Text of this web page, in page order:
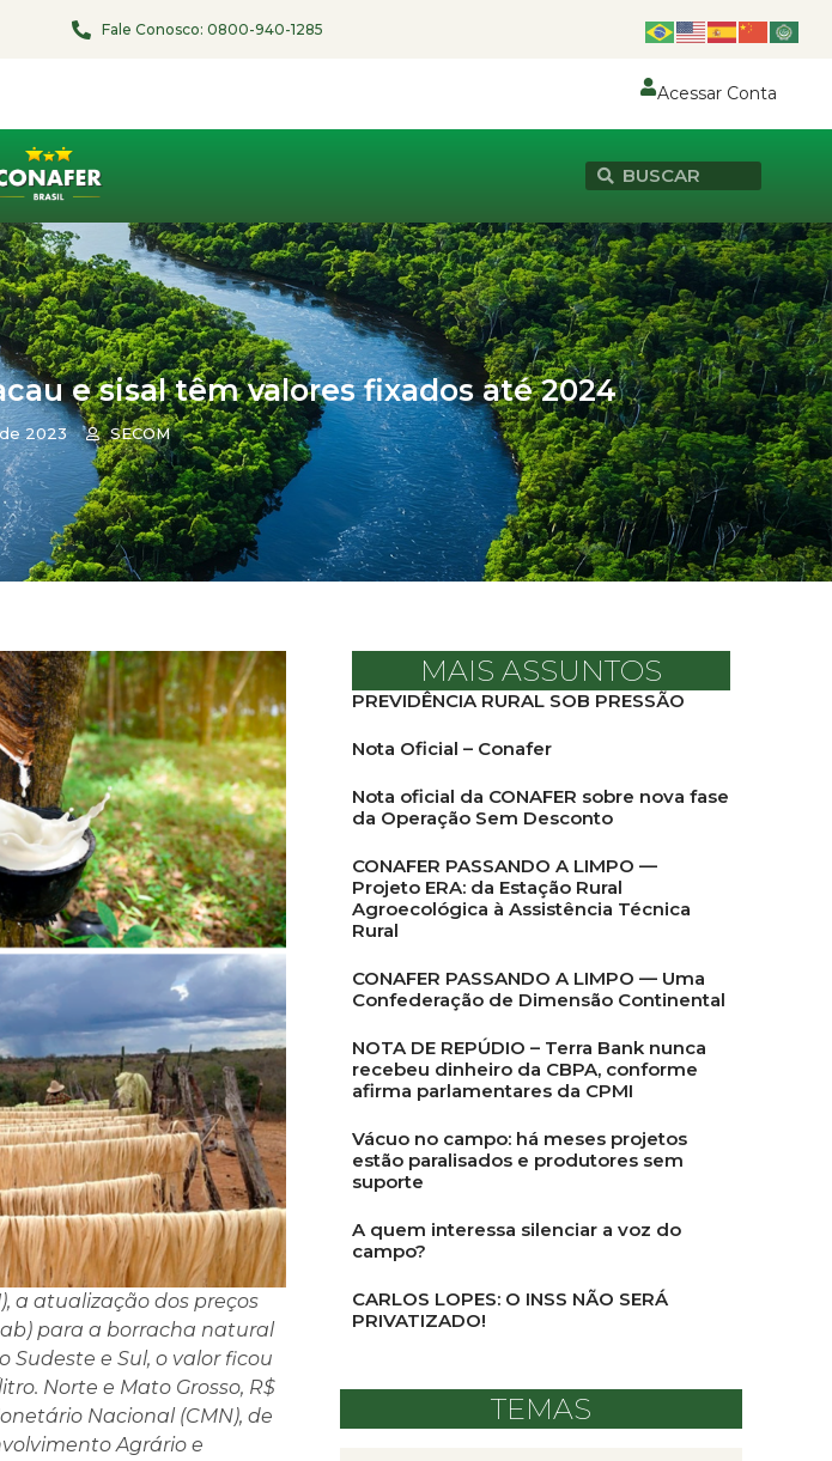
Fale Conosco: 0800-940-1285
Acessar Conta
e sisal têm valores fixados até 2024
2023 SECOM
a atualização dos preços
para a borracha natural
Sudeste e Sul, o valor ficou
Norte e Mato Grosso, R$
Nacional (CMN), de
Agrário e
MAIS ASSUNTOS
PREVIDÊNCIA RURAL SOB PRESSÃO
Nota Oficial – Conafer
Nota oficial da CONAFER sobre nova fase
da Operação Sem Desconto
CONAFER PASSANDO A LIMPO —
Projeto ERA: da Estação Rural
Agroecológica à Assistência Técnica
Rural
CONAFER PASSANDO A LIMPO — Uma
Confederação de Dimensão Continental
NOTA DE REPÚDIO – Terra Bank nunca
recebeu dinheiro da CBPA, conforme
afirma parlamentares da CPMI
Vácuo no campo: há meses projetos
estão paralisados e produtores sem
suporte
A quem interessa silenciar a voz do
campo?
CARLOS LOPES: O INSS NÃO SERÁ
PRIVATIZADO!
TEMAS